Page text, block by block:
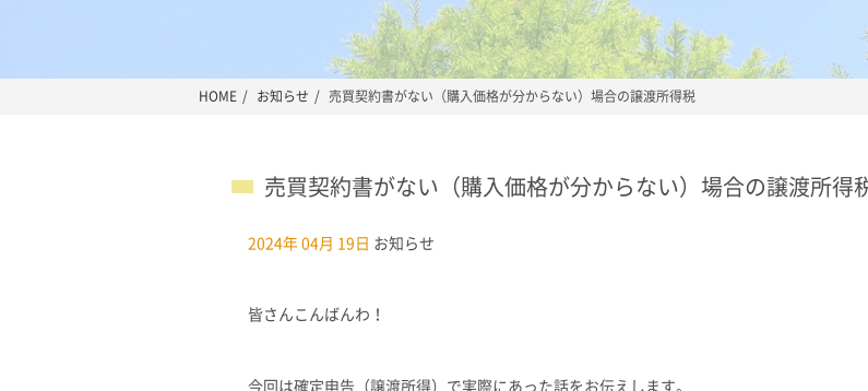
HOME お知らせ 売買契約書がない（購入価格が分からない）場合の譲渡所得税
売買契約書がない（購入価格が分からない）場合の譲渡所得
2024年 04月 19日 お知らせ
皆さんこんばんわ！
今回は確定申告（譲渡所得）で実際にあった話をお伝えします。